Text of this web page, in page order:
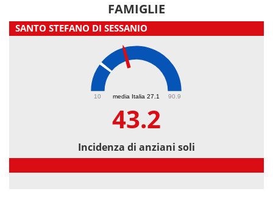
FAMIGLIE
SANTO STEFANO DI SESSANIO
media Italia 27.1
10 90.9
43.2
Incidenza di anziani soli